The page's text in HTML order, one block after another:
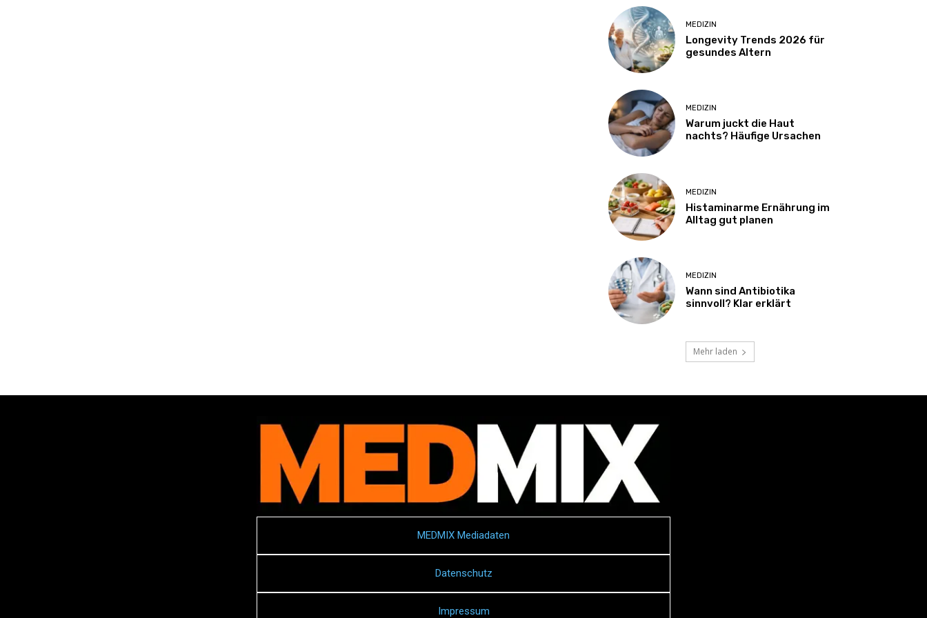
MEDIZIN
Longevity Trends 2026 für
gesundes Altern
MEDIZIN
Warum juckt die Haut
nachts? Häufige Ursachen
MEDIZIN
Histaminarme Ernährung im
Alltag gut planen
MEDIZIN
Wann sind Antibiotika
sinnvoll? Klar erklärt
Mehr laden
MEDMIX Mediadaten
Datenschutz
Impressum